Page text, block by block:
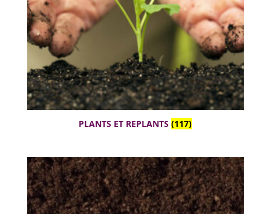
PLANTS ET REPLANTS(117)